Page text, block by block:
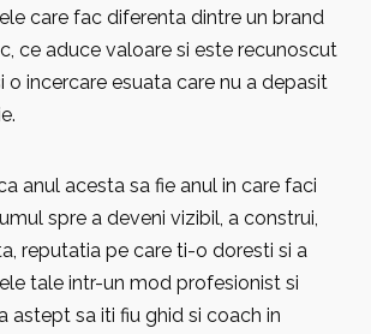
care fac diferenta dintre un brand
ce aduce valoare si este recunoscut
incercare esuata care nu a depasit
anul acesta sa fie anul in care faci
spre a deveni vizibil, a construi,
reputatia pe care ti-o doresti si a
tale intr-un mod profesionist si
astept sa iti fiu ghid si coach in